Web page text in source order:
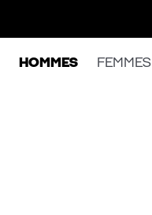
HOMMES FEMMES